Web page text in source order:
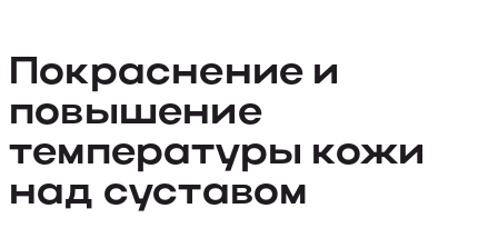
Покраснение и
повышение
температуры кожи
над суставом